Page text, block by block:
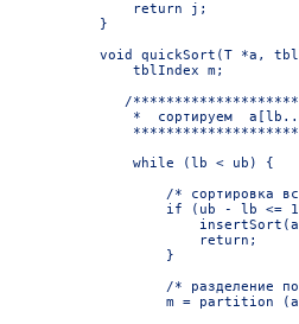
    return j;
}
void quickSort(T *a,
    tblIndex m;
/
*  сортируем
    while (lb < ub) {
/* сортировка
if (ub - lb <=
            return;
        }
/* разделение
m = partition